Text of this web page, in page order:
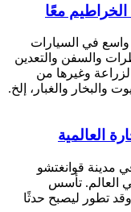
الخراطيم معًا
في السيارات
والسفن والتعدين
وغيرها من
والبخار والغبار، إلخ.
الذي يُقام في مدينة قوانغتشو
في العالم. تأسس
عامين، وقد تطور ليصبح حدثًا